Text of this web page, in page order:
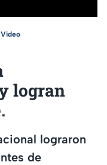
Video
logran
lograron
de